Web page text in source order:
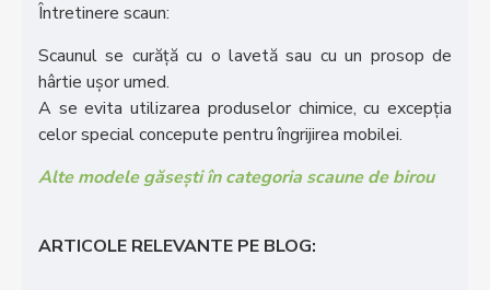
Întretinere scaun:
Scaunul se curăță cu o lavetă sau cu un prosop de
hârtie ușor umed.
A se evita utilizarea produselor chimice, cu excepția
celor special concepute pentru îngrijirea mobilei.
Alte modele găsești în categoria scaune de birou
ARTICOLE RELEVANTE PE BLOG: